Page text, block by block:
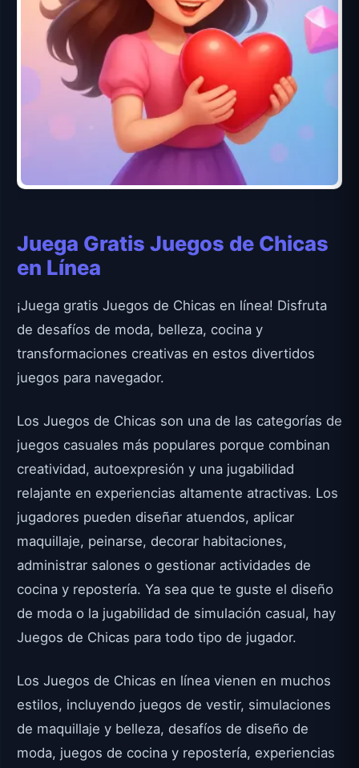
Juega Gratis Juegos de Chicas
en Línea
¡Juega gratis Juegos de Chicas en línea! Disfruta
de desafíos de moda, belleza, cocina y
transformaciones creativas en estos divertidos
juegos para navegador.
Los Juegos de Chicas son una de las categorías de
juegos casuales más populares porque combinan
creatividad, autoexpresión y una jugabilidad
relajante en experiencias altamente atractivas. Los
jugadores pueden diseñar atuendos, aplicar
maquillaje, peinarse, decorar habitaciones,
administrar salones o gestionar actividades de
cocina y repostería. Ya sea que te guste el diseño
de moda o la jugabilidad de simulación casual, hay
Juegos de Chicas para todo tipo de jugador.
Los Juegos de Chicas en línea vienen en muchos
estilos, incluyendo juegos de vestir, simulaciones
de maquillaje y belleza, desafíos de diseño de
moda, juegos de cocina y repostería, experiencias